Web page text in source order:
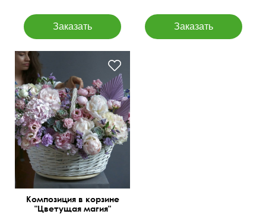
Твидии, статица,
суккуленты, матиолы,
клематисы, папоротник и
др.
Композиция в корзине
"Цветущая магия"